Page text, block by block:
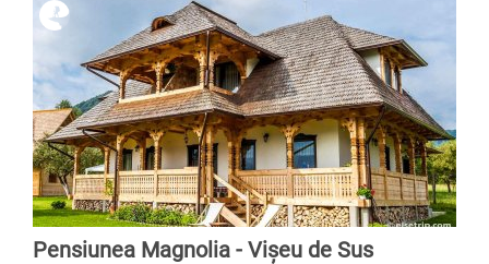
Pensiunea Magnolia - Vișeu de Sus